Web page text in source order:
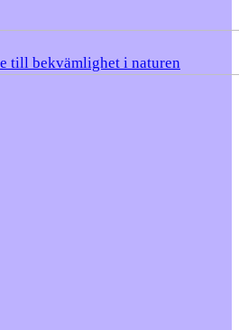
till bekvämlighet i naturen